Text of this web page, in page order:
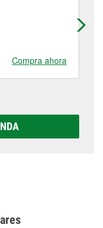
Compra ahora